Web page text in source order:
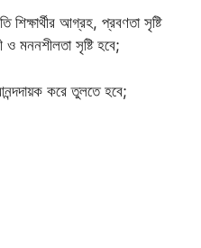
আগ্রহ, প্রবণতা সৃষ্টি
মননশীলতা সৃষ্টি হবে;
করে তুলতে হবে;